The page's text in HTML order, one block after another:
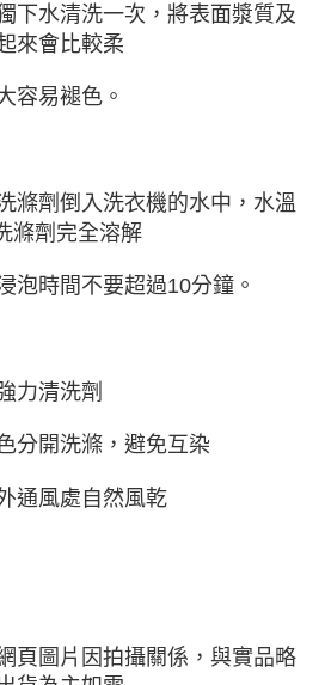
下水清洗一次，將表面漿質及
來會比較柔
容易褪色。
滌劑倒入洗衣機的水中，水溫
滌劑完全溶解
泡時間不要超過10分鐘。
力清洗劑
分開洗滌，避免互染
通風處自然風乾
頁圖片因拍攝關係，與實品略